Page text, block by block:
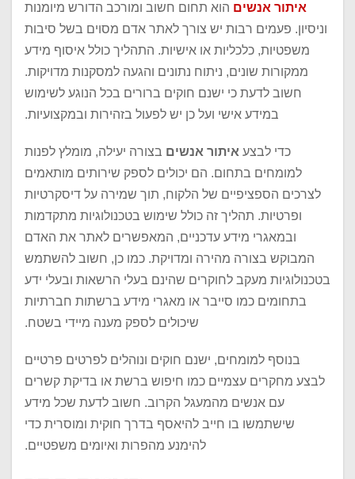
איתור אנשים הוא תחום חשוב ומורכב הדורש מיומנות
וניסיון. פעמים רבות יש צורך לאתר אדם מסוים בשל סיבות
משפטיות, כלכליות או אישיות. התהליך כולל איסוף מידע
ממקורות שונים, ניתוח נתונים והגעה למסקנות מדויקות.
חשוב לדעת כי ישנם חוקים ברורים בכל הנוגע לשימוש
במידע אישי ועל כן יש לפעול בזהירות ובמקצועיות.
כדי לבצע איתור אנשים בצורה יעילה, מומלץ לפנות
למומחים בתחום. הם יכולים לספק שירותים מותאמים
לצרכים הספציפיים של הלקוח, תוך שמירה על דיסקרטיות
ופרטיות. תהליך זה כולל שימוש בטכנולוגיות מתקדמות
ובמאגרי מידע עדכניים, המאפשרים לאתר את האדם
המבוקש בצורה מהירה ומדויקת. כמו כן, חשוב להשתמש
בטכנולוגיות מעקב לחוקרים שהינם בעלי הרשאות ובעלי ידע
בתחומים כמו סייבר או מאגרי מידע ברשתות חברתיות
שיכולים לספק מענה מיידי בשטח.
בנוסף למומחים, ישנם חוקים ונוהלים לפרטים פרטיים
לבצע מחקרים עצמיים כמו חיפוש ברשת או בדיקת קשרים
עם אנשים מהמעגל הקרוב. חשוב לדעת שכל מידע
שישתמשו בו חייב להיאסף בדרך חוקית ומוסרית כדי
להימנע מהפרות ואיומים משפטיים.